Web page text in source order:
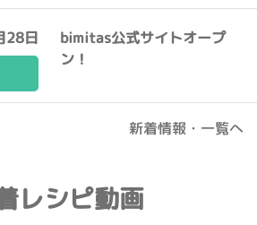
28日
bimitas公式サイトオープ
ン！
新着情報・一覧へ
レシピ動画